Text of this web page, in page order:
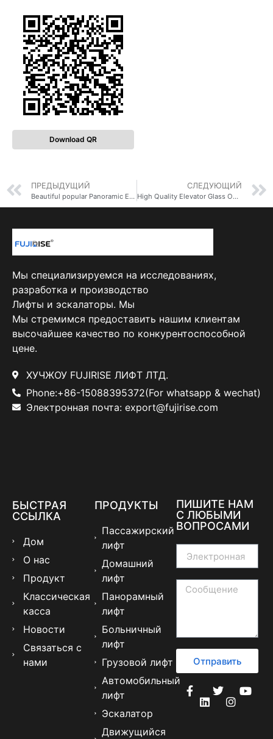
Download QR
ПРЕДЫДУЩИЙ
Beautiful popular Panoramic Elevator China Observation Elevator Lift
СЛЕДУЮЩИЙ
High Quality Elevator Glass Outdoor Panoramic Elevator Price
Мы специализируемся на исследованиях,
разработка и производство
Лифты и эскалаторы. Мы
Мы стремимся предоставить нашим клиентам
высочайшее качество по конкурентоспособной
цене.
ХУЧЖОУ FUJIRISE ЛИФТ ЛТД.
Phone:+86-15088395372(For whatsapp & wechat)
Электронная почта: export@fujirise.com
БЫСТРАЯ
ССЫЛКА
Дом
О нас
Продукт
Классическая
касса
Новости
Связаться с
нами
ПРОДУКТЫ
Пассажирский
лифт
Домашний
лифт
Панорамный
лифт
Больничный
лифт
Грузовой лифт
Автомобильный
лифт
Эскалатор
Движущийся
ПИШИТЕ НАМ
С ЛЮБЫМИ
ВОПРОСАМИ
Отправить